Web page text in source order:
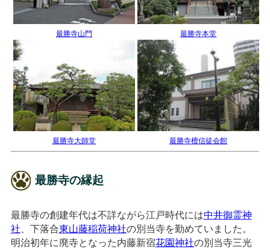
最勝寺山門 最勝寺本堂
最勝寺大師堂 最勝寺檀信徒会館
最勝寺の縁起
最勝寺の創建年代は不詳ながら江戸時代には中井御霊神
社 、下落合東山藤稲荷神社の別当寺を勤めていました。
明治初年に廃寺となった内藤新宿花園神社の別当寺三光